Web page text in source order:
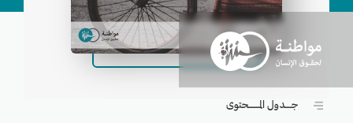
لــتــحـمـيل الإصــــدار PDF
جــــدول المـــــــحتوى